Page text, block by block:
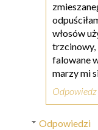
włosów
trzcinowy,
falowane
marzy mi
Odpowiedz
Odpowiedzi